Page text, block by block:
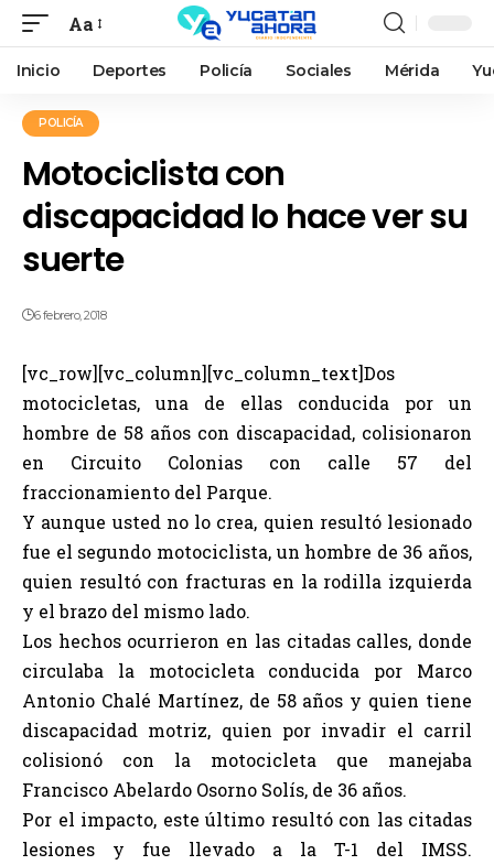
Aa
Inicio Deportes Policía Sociales Mérida
POLICÍA
Motociclista con
discapacidad lo hace ver su
suerte
6 febrero, 2018
[vc_row][vc_column][vc_column_text]Dos
motocicletas, una de ellas conducida por un
hombre de 58 años con discapacidad, colisionaron
en Circuito Colonias con calle 57 del
fraccionamiento del Parque.
Y aunque usted no lo crea, quien resultó lesionado
fue el segundo motociclista, un hombre de 36 años,
quien resultó con fracturas en la rodilla izquierda
y el brazo del mismo lado.
Los hechos ocurrieron en las citadas calles, donde
circulaba la motocicleta conducida por Marco
Antonio Chalé Martínez, de 58 años y quien tiene
discapacidad motriz, quien por invadir el carril
colisionó con la motocicleta que manejaba
Francisco Abelardo Osorno Solís, de 36 años.
Por el impacto, este último resultó con las citadas
lesiones y fue llevado a la T-1 del IMSS.